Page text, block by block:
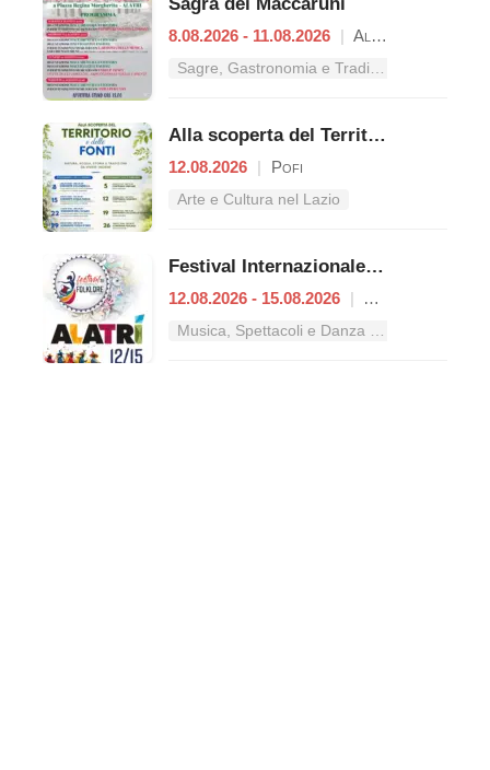
8.08.2026 - 11.08.2026 | Alatri
Alla scoperta del Territorio e delle Fonti
12.08.2026 | Pofi
Arte e Cultura nel Lazio
Festival Internazionale del Folklore
12.08.2026 - 15.08.2026 |